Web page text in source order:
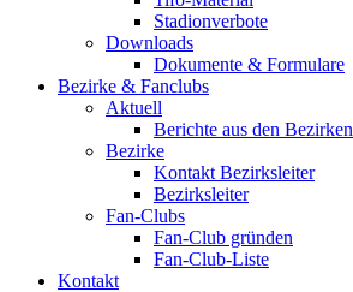
Stadionverbote
Downloads
Dokumente & Formulare
Bezirke & Fanclubs
Aktuell
Berichte aus den Bezirken
Bezirke
Kontakt Bezirksleiter
Bezirksleiter
Fan-Clubs
Fan-Club gründen
Fan-Club-Liste
Kontakt